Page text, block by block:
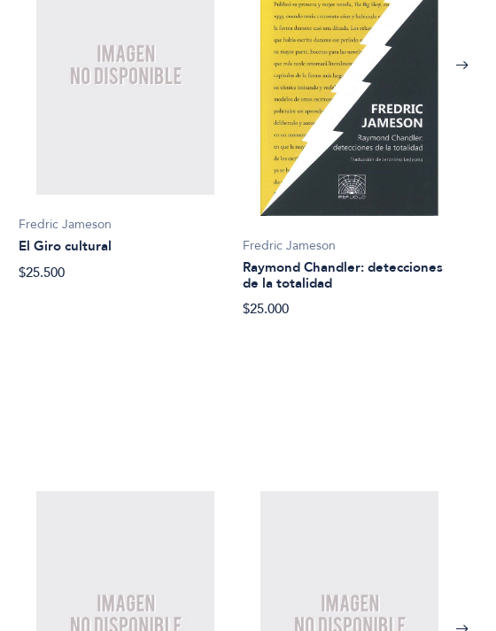
Fredric Jameson
El Giro cultural
$25.500
Fredric Jameson
Raymond Chandler: detecciones
de la totalidad
$25.000